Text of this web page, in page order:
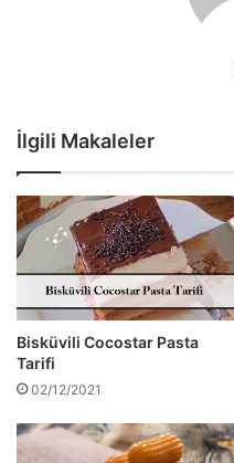
İlgili Makaleler
Bisküvili Cocostar Pasta
Tarifi
02/12/2021